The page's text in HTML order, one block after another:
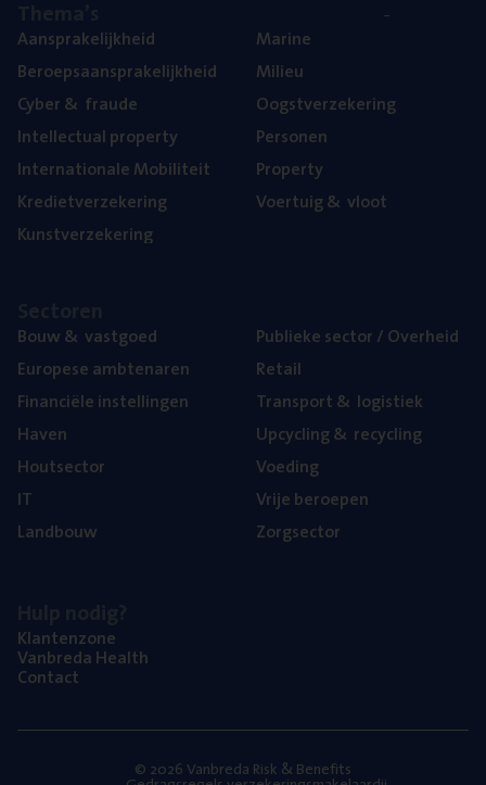
Aan­spra­ke­lijk­heid
Beroeps­aan­spra­ke­lijk­heid
Cyber& fraude
Intel­lec­tu­al property
Inter­na­ti­o­na­le Mobiliteit
Kre­diet­ver­ze­ke­ring
Kunst­ver­ze­ke­ring
Mari­ne
Mili­eu
Oogst­ver­ze­ke­ring
Per­so­nen
Pro­per­ty
Voer­tuig& vloot
Bouw& vastgoed
Euro­pe­se ambtenaren
Finan­ci­ë­le instellingen
Haven
Hout­sec­tor
IT
Land­bouw
Publie­ke sec­tor / Overheid
Retail
Trans­port& logistiek
Upcy­cling& recycling
Voe­ding
Vrije beroe­pen
Zorg­sec­tor
Klan­ten­zo­ne
Van­b­re­da Health
Con­tact
© 2026 Vanbreda Risk & Benefits